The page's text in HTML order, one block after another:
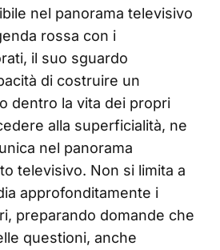
nel panorama televisivo
rossa con i
il suo sguardo
di costruire un
dentro la vita dei propri
alla superficialità, ne
nel panorama
televisivo. Non si limita a
approfonditamente i
preparando domande che
questioni, anche